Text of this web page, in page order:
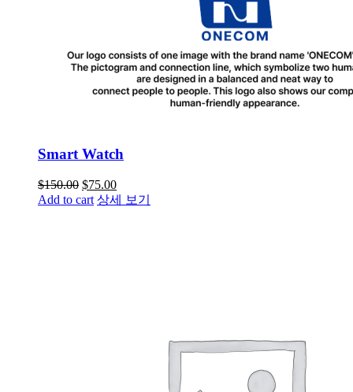
Smart Watch
$150.00 $75.00
Add to cart 상세 보기